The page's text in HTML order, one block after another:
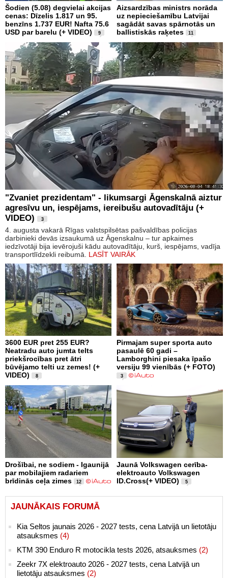
Šodien (5.08) degvielai akcijas
cenas: Dīzelis 1.817 un 95.
benzīns 1.737 EUR! Nafta 75.6
USD par barelu (+ VIDEO)
9
Aizsardzības ministrs norāda
uz nepieciešamību Latvijai
sagādāt savas spārnotās un
ballistiskās raķetes
11
"Zvaniet prezidentam" - likumsargi Āgenskalnā aiztur
agresīvu un, iespējams, iereibušu autovadītāju (+
VIDEO)
3
4. augusta vakarā Rīgas valstspilsētas pašvaldības policijas
darbinieki devās izsaukumā uz Āgenskalnu – tur apkaimes
iedzīvotāji bija ievērojuši kādu autovadītāju, kurš, iespējams, vadīja
transportlīdzekli reibumā. LASĪT VAIRĀK
3600 EUR pret 255 EUR?
Neatradu auto jumta telts
priekšrocības pret ātri
būvējamo telti uz zemes! (+
VIDEO)
8
Pirmajam super sporta auto
pasaulē 60 gadi –
Lamborghini piesaka īpašo
versiju 99 vienībās (+ FOTO)
3
Drošībai, ne sodiem - Igaunijā
par mobilajiem radariem
brīdinās ceļa zimes
12
Jaunā Volkswagen cerība-
elektroauto Volkswagen
ID.Cross(+ VIDEO)
5
JAUNĀKAIS FORUMĀ
Kia Seltos jaunais 2026 - 2027 tests, cena Latvijā un lietotāju
atsauksmes (4)
KTM 390 Enduro R motocikla tests 2026, atsauksmes (2)
Zeekr 7X elektroauto 2026 - 2027 tests, cena Latvijā un
lietotāju atsauksmes (2)